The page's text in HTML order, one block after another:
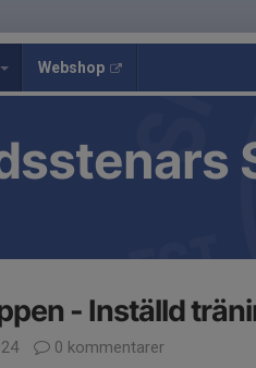
Webshop
- Inställd
0 kommentarer